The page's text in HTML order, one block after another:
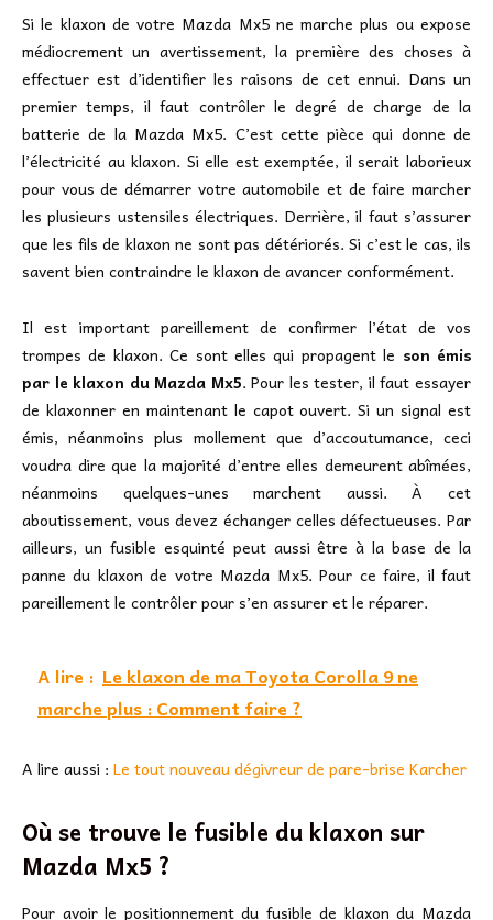
Si le klaxon de votre Mazda Mx5 ne marche plus ou expose
médiocrement un avertissement, la première des choses à
effectuer est d’identifier les raisons de cet ennui. Dans un
premier temps, il faut contrôler le degré de charge de la
batterie de la Mazda Mx5. C’est cette pièce qui donne de
l’électricité au klaxon. Si elle est exemptée, il serait laborieux
pour vous de démarrer votre automobile et de faire marcher
les plusieurs ustensiles électriques. Derrière, il faut s’assurer
que les fils de klaxon ne sont pas détériorés. Si c’est le cas, ils
savent bien contraindre le klaxon de avancer conformément.
Il est important pareillement de confirmer l’état de vos
trompes de klaxon. Ce sont elles qui propagent le son émis
par le klaxon du Mazda Mx5. Pour les tester, il faut essayer
de klaxonner en maintenant le capot ouvert. Si un signal est
émis, néanmoins plus mollement que d’accoutumance, ceci
voudra dire que la majorité d’entre elles demeurent abîmées,
néanmoins quelques-unes marchent aussi. À cet
aboutissement, vous devez échanger celles défectueuses. Par
ailleurs, un fusible esquinté peut aussi être à la base de la
panne du klaxon de votre Mazda Mx5. Pour ce faire, il faut
pareillement le contrôler pour s’en assurer et le réparer.
A lire : Le klaxon de ma Toyota Corolla 9 ne
marche plus : Comment faire ?
A lire aussi : Le tout nouveau dégivreur de pare-brise Karcher
Où se trouve le fusible du klaxon sur
Mazda Mx5 ?
Pour avoir le positionnement du fusible de klaxon du Mazda